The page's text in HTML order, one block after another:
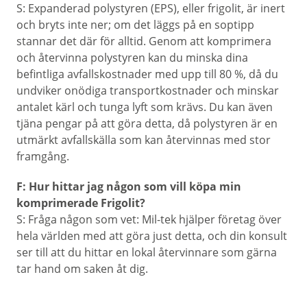
S: Expanderad polystyren (EPS), eller frigolit, är inert
och bryts inte ner; om det läggs på en soptipp
stannar det där för alltid. Genom att komprimera
och återvinna polystyren kan du minska dina
befintliga avfallskostnader med upp till 80 %, då du
undviker onödiga transportkostnader och minskar
antalet kärl och tunga lyft som krävs. Du kan även
tjäna pengar på att göra detta, då polystyren är en
utmärkt avfallskälla som kan återvinnas med stor
framgång.
F: Hur hittar jag någon som vill köpa min
komprimerade Frigolit?
S: Fråga någon som vet: Mil-tek hjälper företag över
hela världen med att göra just detta, och din konsult
ser till att du hittar en lokal återvinnare som gärna
tar hand om saken åt dig.